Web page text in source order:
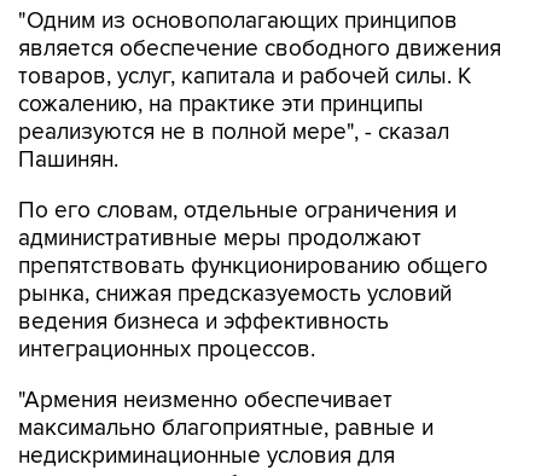
"Одним из основополагающих принципов
является обеспечение свободного движения
товаров, услуг, капитала и рабочей силы. К
сожалению, на практике эти принципы
реализуются не в полной мере", - сказал
Пашинян.
По его словам, отдельные ограничения и
административные меры продолжают
препятствовать функционированию общего
рынка, снижая предсказуемость условий
ведения бизнеса и эффективность
интеграционных процессов.
"Армения неизменно обеспечивает
максимально благоприятные, равные и
недискриминационные условия для